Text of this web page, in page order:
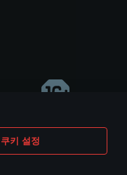
쿠키 설정